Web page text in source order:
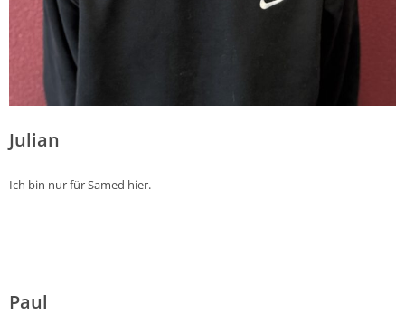
Julian
Ich bin nur für Samed hier.
Paul